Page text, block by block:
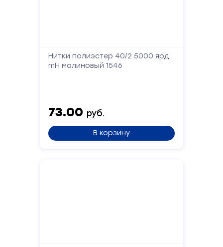
Нитки полиэстер 40/2 5000 ярд
mH малиновый 1546
73.00 руб.
В корзину
обратной
мы